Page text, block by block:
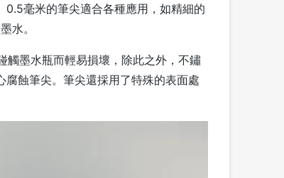
毫米的筆尖適合各種應用，如精細的
水。
墨水瓶而輕易損壞，除此之外，不鏽
蝕筆尖。筆尖還採用了特殊的表面處